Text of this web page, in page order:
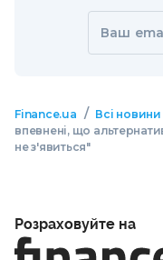
Ваш
Finance.ua / Всі новини
впевнені, що
не з'явиться"
Розраховуйте на